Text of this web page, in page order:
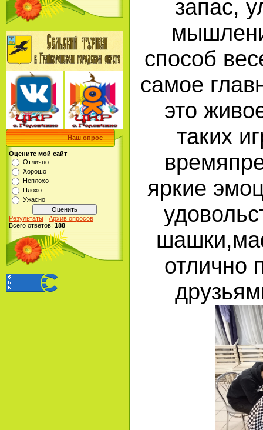
Наш опрос
Оцените мой сайт
Отлично
Хорошо
Неплохо
Плохо
Ужасно
Результаты | Архив опросов
Всего ответов: 188
запас,
способ
самое
это
таких
яркие
отлично